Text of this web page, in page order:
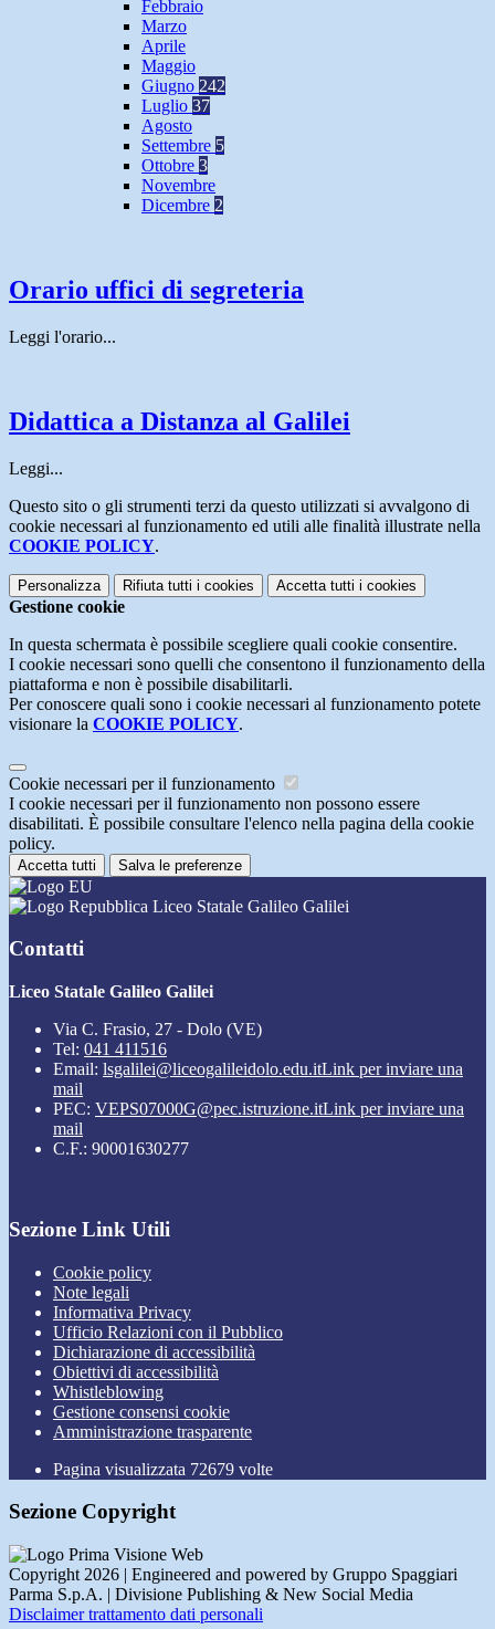
Febbraio
Marzo
Aprile
Maggio
Giugno 242
Luglio 37
Agosto
Settembre 5
Ottobre 3
Novembre
Dicembre 2
Orario uffici di segreteria
Leggi l'orario...
Didattica a Distanza al Galilei
Leggi...
Questo sito o gli strumenti terzi da questo utilizzati si avvalgono di
cookie necessari al funzionamento ed utili alle finalità illustrate nella
COOKIE POLICY.
Personalizza Rifiuta tutti i cookies Accetta tutti i cookies
Gestione cookie
In questa schermata è possibile scegliere quali cookie consentire.
I cookie necessari sono quelli che consentono il funzionamento della
piattaforma e non è possibile disabilitarli.
Per conoscere quali sono i cookie necessari al funzionamento potete
visionare la COOKIE POLICY.
Cookie necessari per il funzionamento
I cookie necessari per il funzionamento non possono essere
disabilitati. È possibile consultare l'elenco nella pagina della cookie
policy.
Accetta tutti Salva le preferenze
Liceo Statale Galileo Galilei
Contatti
Liceo Statale Galileo Galilei
Via C. Frasio, 27 - Dolo (VE)
Tel: 041 411516
Email: lsgalilei@liceogalileidolo.edu.itLink per inviare una
mail
PEC: VEPS07000G@pec.istruzione.itLink per inviare una
mail
C.F.: 90001630277
Sezione Link Utili
Cookie policy
Note legali
Informativa Privacy
Ufficio Relazioni con il Pubblico
Dichiarazione di accessibilità
Obiettivi di accessibilità
Whistleblowing
Gestione consensi cookie
Amministrazione trasparente
Pagina visualizzata 72679 volte
Sezione Copyright
Copyright 2026 | Engineered and powered by Gruppo Spaggiari
Parma S.p.A. | Divisione Publishing & New Social Media
Disclaimer trattamento dati personali